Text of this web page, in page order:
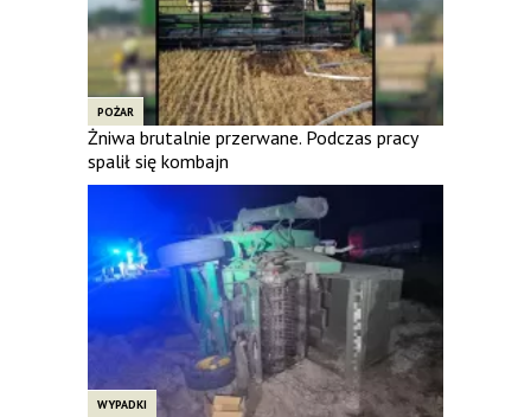
POŻAR
Żniwa brutalnie przerwane. Podczas pracy
spalił się kombajn
WYPADKI